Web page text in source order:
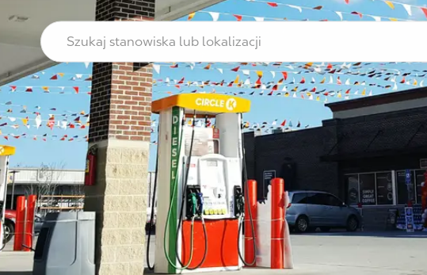
Szukaj stanowiska lub lokalizacji